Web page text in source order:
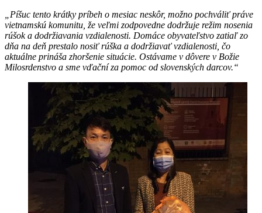
„Píšuc tento krátky príbeh o mesiac neskôr, možno pochváliť práve
vietnamskú komunitu, že veľmi zodpovedne dodržuje režim nosenia
rúšok a dodržiavania vzdialenosti. Domáce obyvateľstvo zatiaľ zo
dňa na deň prestalo nosiť rúška a dodržiavať vzdialenosti, čo
aktuálne prináša zhoršenie situácie. Ostávame v dôvere v Božie
Milosrdenstvo a sme vďační za pomoc od slovenských darcov.“